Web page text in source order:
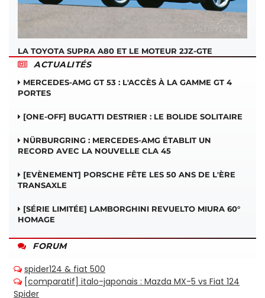
LA TOYOTA SUPRA A80 ET LE MOTEUR 2JZ-GTE
ACTUALITÉS
MERCEDES-AMG GT 53 : L'ACCÈS À LA GAMME GT 4
PORTES
[ONE-OFF] BUGATTI DESTRIER : LE BOLIDE SOLITAIRE
NÜRBURGRING : MERCEDES-AMG ÉTABLIT UN
RECORD AVEC LA NOUVELLE CLA 45
[EVÈNEMENT] PORSCHE FÊTE LES 50 ANS DE L'ÈRE
TRANSAXLE
[SÉRIE LIMITÉE] LAMBORGHINI REVUELTO MIURA 60°
HOMAGE
FORUM